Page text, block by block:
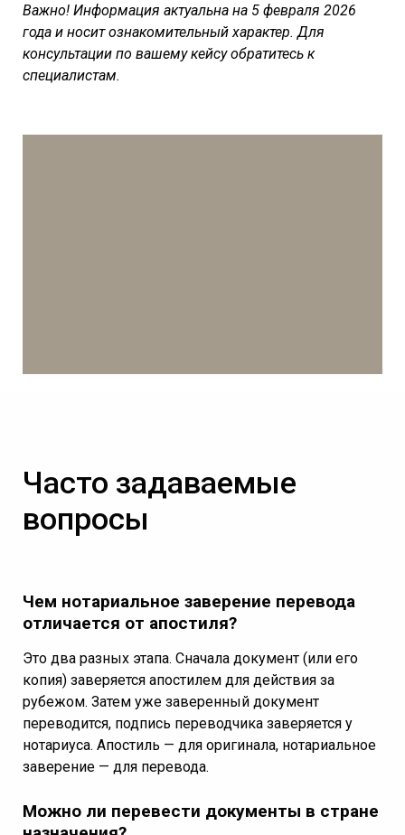
Важно! Информация актуальна на 5 февраля 2026
года и носит ознакомительный характер. Для
консультации по вашему кейсу обратитесь к
специалистам.
Часто задаваемые
вопросы
Чем нотариальное заверение перевода
отличается от апостиля?
Это два разных этапа. Сначала документ (или его
копия) заверяется апостилем для действия за
рубежом. Затем уже заверенный документ
переводится, подпись переводчика заверяется у
нотариуса. Апостиль — для оригинала, нотариальное
заверение — для перевода.
Можно ли перевести документы в стране